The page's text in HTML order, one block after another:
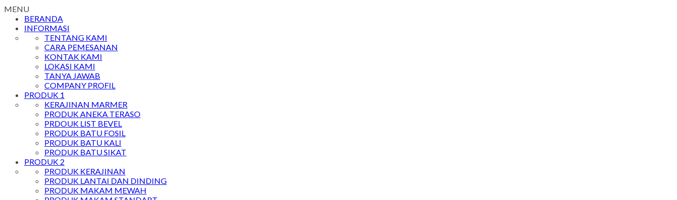
MENU
BERANDA
INFORMASI
TENTANG KAMI
CARA PEMESANAN
KONTAK KAMI
LOKASI KAMI
TANYA JAWAB
COMPANY PROFIL
PRODUK 1
KERAJINAN MARMER
PRODUK ANEKA TERASO
PRDOUK LIST BEVEL
PRODUK BATU FOSIL
PRODUK BATU KALI
PRODUK BATU SIKAT
PRODUK 2
PRODUK KERAJINAN
PRODUK LANTAI DAN DINDING
PRODUK MAKAM MEWAH